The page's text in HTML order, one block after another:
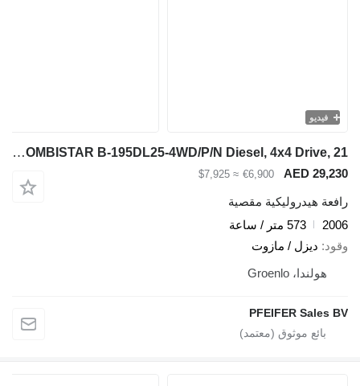
فيديو
Holland Lift COMBISTAR B-195DL25-4WD/P/N Diesel, 4x4 Drive, 21
AED 29,230
€6,900
≈ $7,925
رافعة هيدروليكية مقصية
2006
573 متر / ساعة
وقود ديزل / مازوت
هولندا، Groenlo
PFEIFER Sales BV